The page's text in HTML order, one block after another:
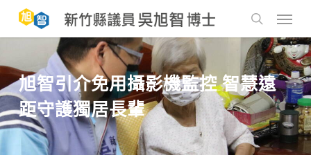
main
content search
Menu
旭智引介免用攝影機監控 智慧遠
距守護獨居長輩